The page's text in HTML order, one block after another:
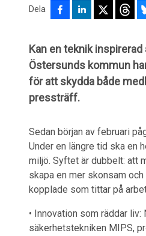
Dela
Kan en teknik
Östersunds kommun
för att skydda både
pressträff.
Sedan början av februari
Under en längre tid ska en
miljö. Syftet är dubbelt: att
skapa en mer skonsam
kopplade som tittar på
• Innovation som räddar
säkerhetstekniken MIPS,